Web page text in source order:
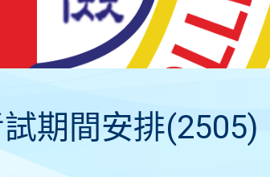
期間安排(2505)